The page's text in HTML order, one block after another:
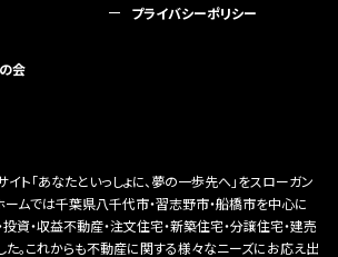
会
プライバシーポリシー
ト「あなたといっしょに、夢の一歩先へ」をスローガン
ームでは千葉県八千代市・習志野市・船橋市を中心に
資・収益不動産・注文住宅・新築住宅・分譲住宅・建売
た。これからも不動産に関する様々なニーズにお応え出